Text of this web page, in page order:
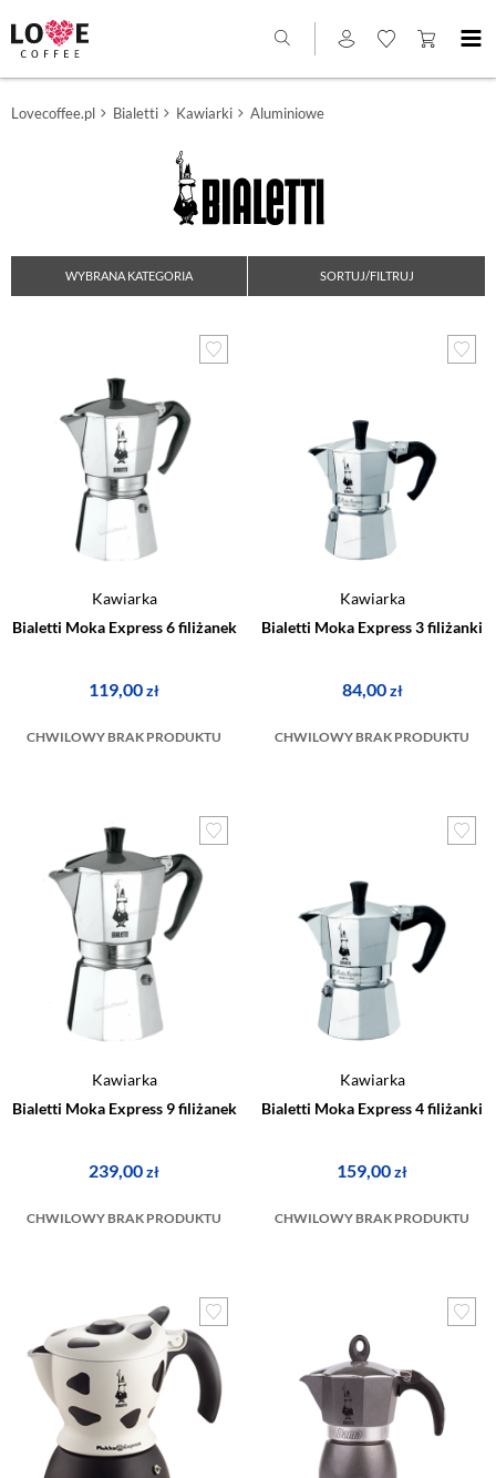
Lovecoffee.pl Bialetti Kawiarki Aluminiowe
WYBRANA KATEGORIA SORTUJ/FILTRUJ
Kawiarka
Bialetti Moka Express 6 filiżanek
119,00zł
CHWILOWY BRAK PRODUKTU
Kawiarka
Bialetti Moka Express 3 filiżanki
84,00zł
CHWILOWY BRAK PRODUKTU
Kawiarka
Bialetti Moka Express 9 filiżanek
239,00zł
CHWILOWY BRAK PRODUKTU
Kawiarka
Bialetti Moka Express 4 filiżanki
159,00zł
CHWILOWY BRAK PRODUKTU